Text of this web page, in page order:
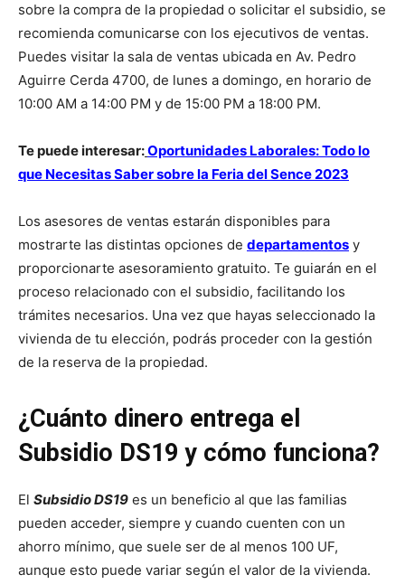
sobre la compra de la propiedad o solicitar el subsidio, se
recomienda comunicarse con los ejecutivos de ventas.
Puedes visitar la sala de ventas ubicada en Av. Pedro
Aguirre Cerda 4700, de lunes a domingo, en horario de
10:00 AM a 14:00 PM y de 15:00 PM a 18:00 PM.
Te puede interesar:Oportunidades Laborales: Todo lo
que Necesitas Saber sobre la Feria del Sence 2023
Los asesores de ventas estarán disponibles para
mostrarte las distintas opciones de departamentos y
proporcionarte asesoramiento gratuito. Te guiarán en el
proceso relacionado con el subsidio, facilitando los
trámites necesarios. Una vez que hayas seleccionado la
vivienda de tu elección, podrás proceder con la gestión
de la reserva de la propiedad.
¿Cuánto dinero entrega el
Subsidio DS19 y cómo funciona?
El Subsidio DS19 es un beneficio al que las familias
pueden acceder, siempre y cuando cuenten con un
ahorro mínimo, que suele ser de al menos 100 UF,
aunque esto puede variar según el valor de la vivienda.